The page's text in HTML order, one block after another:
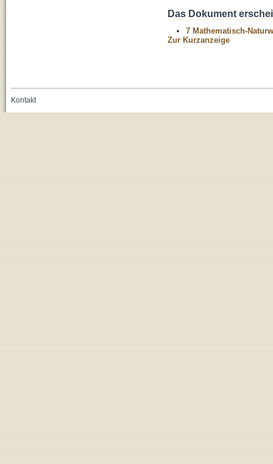
Das Dokument
7 Mathematisch-
Zur Kurzanzeige
Kontakt